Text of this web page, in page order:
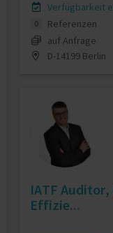
Verfügbarkeit
0
Referenzen
auf Anfrage
D-14199 Berlin
IATF
Effizie...